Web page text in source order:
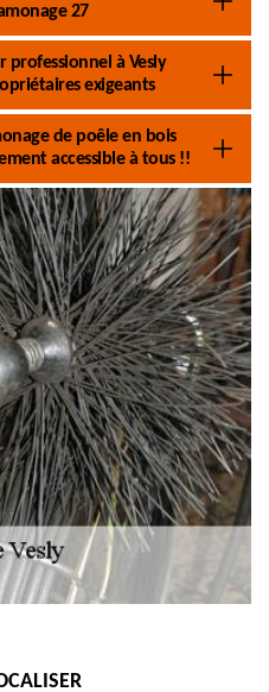
27
professionnel à Vesly
exigeants
de poêle en bois
accessible à tous !!